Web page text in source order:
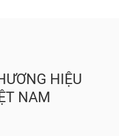
HIỆU
NAM